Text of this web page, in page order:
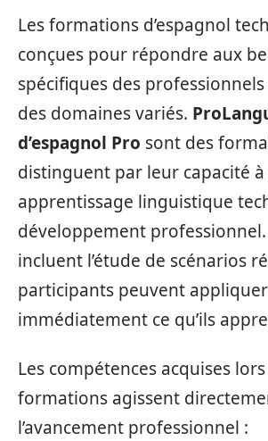
Les formations d’espagnol
conçues pour répondre aux
spécifiques des
des domaines variés.
d’espagnol Pro sont des
distinguent par leur capacité
apprentissage linguistique
développement
incluent l’étude de scénarios
participants peuvent appliquer
immédiatement ce qu’ils
Les compétences acquises
formations agissent
l’avancement professionnel :